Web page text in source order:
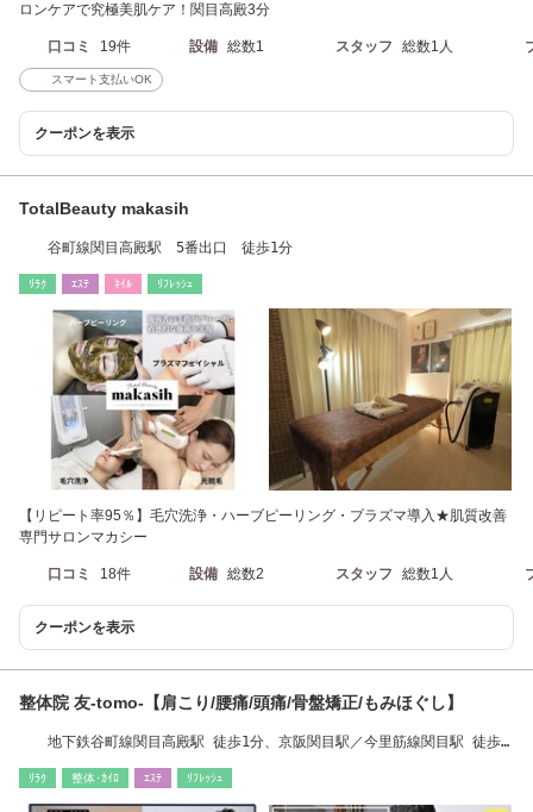
ロンケアで究極美肌ケア！関目高殿3分
口コミ 19件 設備 総数1 スタッフ 総数1人
スマート支払いOK
クーポンを表示
TotalBeauty makasih
谷町線関目高殿駅 5番出口 徒歩1分
ﾘﾗｸ ｴｽﾃ ﾈｲﾙ ﾘﾌﾚｯｼｭ
【リピート率95％】毛穴洗浄・ハーブピーリング・プラズマ導入★肌質改善
専門サロンマカシー
口コミ 18件 設備 総数2 スタッフ 総数1人
クーポンを表示
整体院 友-tomo-【肩こり/腰痛/頭痛/骨盤矯正/もみほぐし】
地下鉄谷町線関目高殿駅 徒歩1分、京阪関目駅／今里筋線関目駅 徒歩7
ﾘﾗｸ 整体･ｶｲﾛ ｴｽﾃ ﾘﾌﾚｯｼｭ